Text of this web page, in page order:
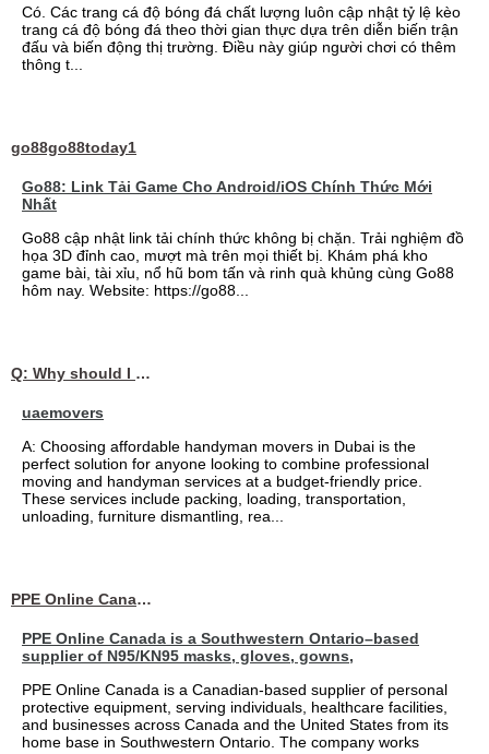
Có. Các trang cá độ bóng đá chất lượng luôn cập nhật tỷ lệ kèo
trang cá độ bóng đá theo thời gian thực dựa trên diễn biến trận
đấu và biến động thị trường. Điều này giúp người chơi có thêm
thông t...
go88go88today1
Go88: Link Tải Game Cho Android/iOS Chính Thức Mới
Nhất
Go88 cập nhật link tải chính thức không bị chặn. Trải nghiệm đồ
họa 3D đỉnh cao, mượt mà trên mọi thiết bị. Khám phá kho
game bài, tài xỉu, nổ hũ bom tấn và rinh quà khủng cùng Go88
hôm nay. Website: https://go88...
Q: Why should I choose affordable handyman movers in Dubai for my relocation and maintenance needs?
uaemovers
A: Choosing affordable handyman movers in Dubai is the
perfect solution for anyone looking to combine professional
moving and handyman services at a budget-friendly price.
These services include packing, loading, transportation,
unloading, furniture dismantling, rea...
PPE Online Canada – Bulk PPE Supplier | N95, Gloves, Masks & Medical Supplies
PPE Online Canada is a Southwestern Ontario–based
supplier of N95/KN95 masks, gloves, gowns,
PPE Online Canada is a Canadian-based supplier of personal
protective equipment, serving individuals, healthcare facilities,
and businesses across Canada and the United States from its
home base in Southwestern Ontario. The company works